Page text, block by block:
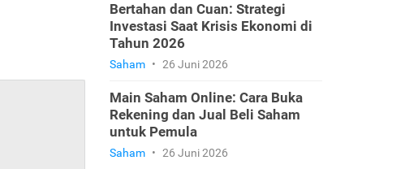
Bertahan dan Cuan: Strategi
Investasi Saat Krisis Ekonomi di
Tahun 2026
Saham • 26 Juni 2026
Main Saham Online: Cara Buka
Rekening dan Jual Beli Saham
untuk Pemula
Saham • 26 Juni 2026